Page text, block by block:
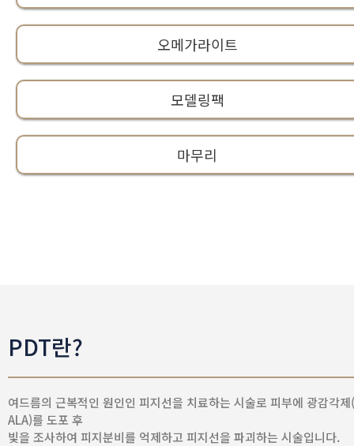
오메가라이트
모델링팩
마무리
PDT란?
여드름의 근복적인 원인인 피지선을 치료하는 시술로 피부에 광감각
ALA)를 도포 후
빛을 조사하여 피지분비를 억제하고 피지선을 파괴하는 시술입니다.